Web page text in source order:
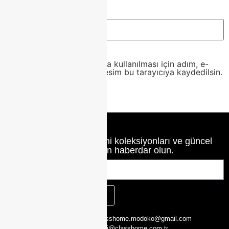
Daha sonraki yorumlarımda kullanılması için adım, e-
posta adresim ve site adresim bu tarayıcıya kaydedilsin.
Class Home’un en yeni koleksiyonları ve güncel
haberlerinden haberdar olun.
classhome.modoko@gmail.com